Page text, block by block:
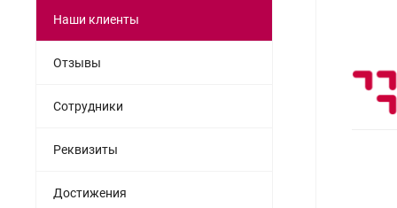
Наши клиенты
Отзывы
Сотрудники
Реквизиты
Достижения